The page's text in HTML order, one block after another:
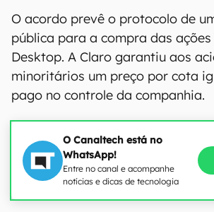
O acordo prevê o protocolo de
pública para a compra das
Desktop. A Claro garantiu aos
minoritários um preço por cota
pago no controle da companhia.
O Canaltech está no
WhatsApp!
Entre no canal e acompanhe
notícias e dicas de tecnologia